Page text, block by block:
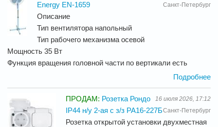
Energy EN-1659
Санкт-Петербург
Описание
Тип вентилятора напольный
Тип рабочего механизма осевой
Мощность 35 Вт
Функция вращения головной части по вертикали есть
Подробнее
16 июля 2026, 17:12
ПРОДАМ: Розетка Рондо
IP44 н/у 2-ая с з/з РА16-227БСанкт-Петербург
Розетка открытой установки двухместная